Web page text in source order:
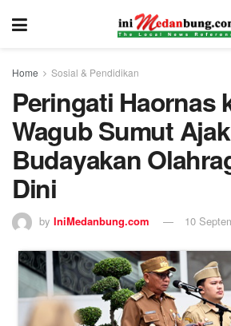
Home Sosial & Pendidikan
Peringati Haornas
Wagub Sumut Ajak
Budayakan
Dini
by IniMedanbung.com 10